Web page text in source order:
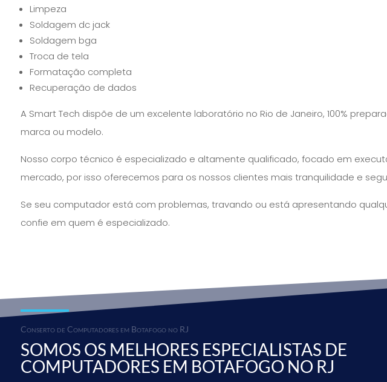
Limpeza
Soldagem dc jack
Soldagem bga
Troca de tela
Formatação completa
Recuperação de dados
A Smart Tech dispõe de um excelente laboratório no Rio de Janeiro, 100%
marca ou modelo.
Nosso corpo técnico é especializado e altamente qualificado, focado em
mercado, por isso oferecemos para os nossos clientes mais tranquilidade e
Se seu computador está com problemas, travando ou está apresentando
confie em quem é especializado.
Conserto de Computadores em Botafogo no RJ
SOMOS OS MELHORES ESPECIALISTAS DE
COMPUTADORES EM BOTAFOGO NO RJ